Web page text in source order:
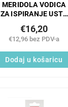
MERIDOLA VODICA
ZA ISPIRANJE USTA
300 ML
€12,96 bez PDV-a
€16,20
Dodaj u košaricu